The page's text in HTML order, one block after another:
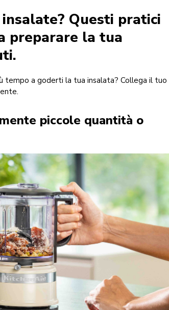
Questi pratici
preparare la tua
tempo a goderti la tua insalata? Collega il tuo
piccole quantità o